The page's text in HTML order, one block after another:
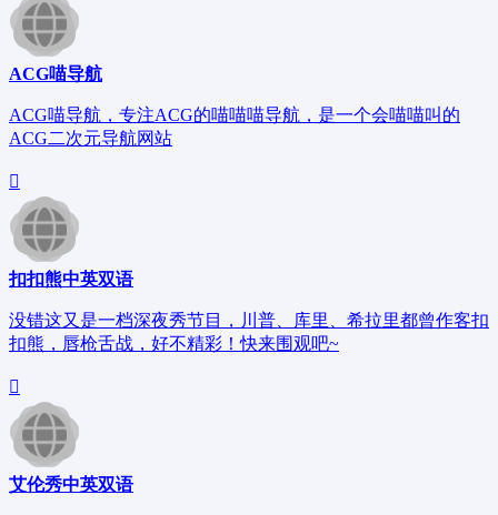
ACG喵导航
ACG喵导航，专注ACG的喵喵喵导航，是一个会喵喵叫的
ACG二次元导航网站
扣扣熊中英双语
没错这又是一档深夜秀节目，川普、库里、希拉里都曾作客扣
扣熊，唇枪舌战，好不精彩！快来围观吧~
艾伦秀中英双语